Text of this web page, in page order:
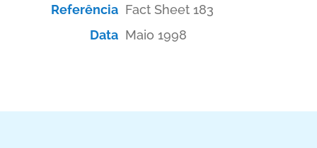
Referência Fact Sheet 183
Data Maio 1998